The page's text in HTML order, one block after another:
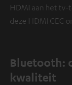
HDMI aan het
deze HDMI CEC
Bluetooth:
kwaliteit